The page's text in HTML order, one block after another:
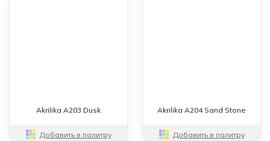
Akrilika A203 Dusk
Добавить в палитру
Akrilika A204 Sand Stone
Добавить в палитру